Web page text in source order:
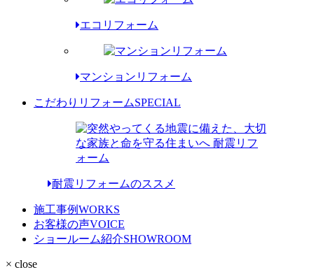
エコリフォーム
マンションリフォーム
こだわりリフォームSPECIAL
耐震リフォームのススメ
施工事例WORKS
お客様の声VOICE
ショールーム紹介SHOWROOM
× close